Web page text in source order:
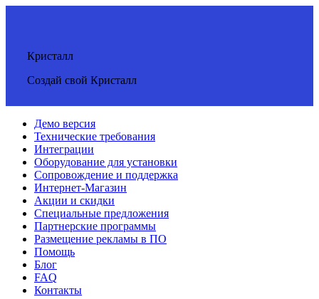
Кристалл
Создай свой Кристалл
Демо версия
Технические требования
Интеграции
Оборудование для установки
Сопровождение и поддержка
Интернет-Магазин
Акции и скидки
Специальные предложения
Партнерские программы
Размещение рекламы в ПО
Помощь
Блог
FAQ
Контакты